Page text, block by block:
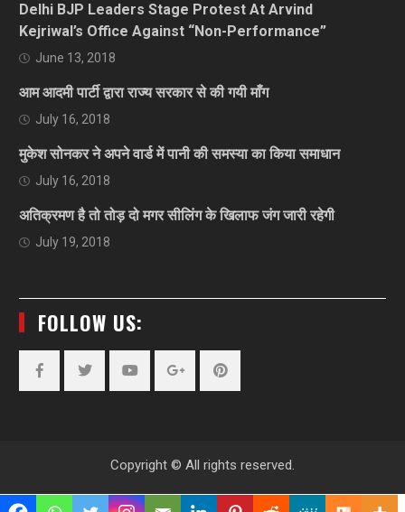
Delhi BJP Leaders Stage Protest At Arvind
Kejriwal’s Office Against “Non-Performance”
June 13, 2018
आम आदमी पार्टी द्वारा राज्य सरकार से की गयी माँग
July 16, 2018
मुकेश सोनकर ने अपने वार्ड में पानी की समस्या का किया समाधान
July 16, 2018
अतिक्रमण है तो तोड़ दो मगर सीलिंग के खिलाफ जंग जारी रहेगी
July 19, 2018
FOLLOW US:
Copyright © All rights reserved.